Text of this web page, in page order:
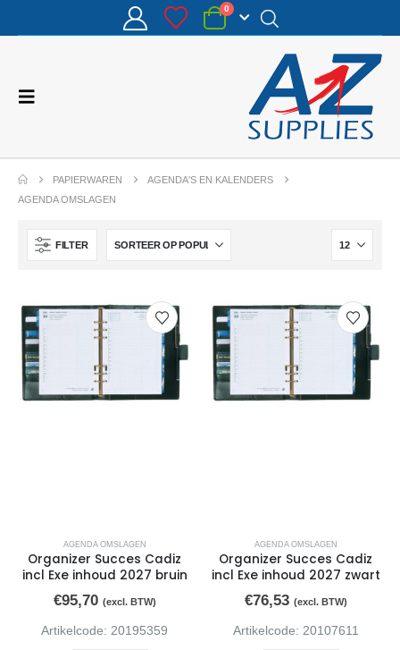
0
PAPIERWAREN
AGENDA'S EN KALENDERS
AGENDA OMSLAGEN
FILTER
AGENDA OMSLAGEN
Organizer Succes Cadiz
incl Exe inhoud 2027 bruin
€95,70 (excl. BTW)
Artikelcode: 20195359
AGENDA OMSLAGEN
Organizer Succes Cadiz
incl Exe inhoud 2027 zwart
€76,53 (excl. BTW)
Artikelcode: 20107611
0van de 5